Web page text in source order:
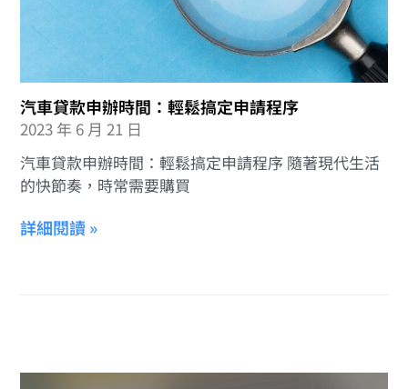
汽車貸款申辦時間：輕鬆搞定申請程序
2023 年 6 月 21 日
汽車貸款申辦時間：輕鬆搞定申請程序 隨著現代生活
的快節奏，時常需要購買
詳細閱讀 »